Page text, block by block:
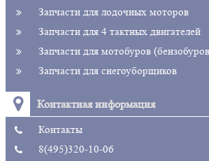
Запчасти для лодочных моторов
Запчасти для 4 тактных двигателей
Запчасти для мотобуров
Запчасти для снегоуборщиков
Контактная информация
Контакты
8(495)320-10-06